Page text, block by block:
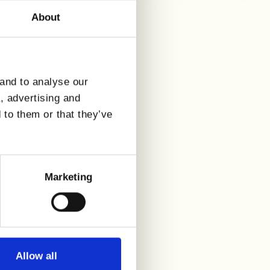
About
to analyse our
advertising and
them or that they’ve
Marketing
Allow all